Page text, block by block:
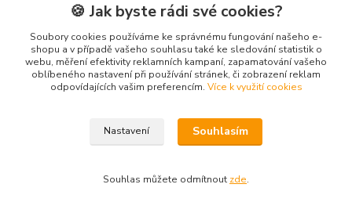
🍪 Jak byste rádi své cookies?
Soubory cookies používáme ke správnému fungování našeho e-
shopu a v případě vašeho souhlasu také ke sledování statistik o
webu, měření efektivity reklamních kampaní, zapamatování vašeho
oblíbeného nastavení při používání stránek, či zobrazení reklam
odpovídajících vašim preferencím. Více k využití cookies
Nastavení Souhlasím
Souhlas můžete odmítnout zde.